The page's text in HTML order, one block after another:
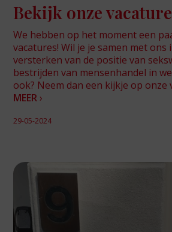
Bekijk onze
We hebben op het moment een
vacatures! Wil je je samen met
versterken van de positie van
bestrijden van mensenhandel in
ook? Neem dan een kijkje op onze
MEER ›
29-05-2024